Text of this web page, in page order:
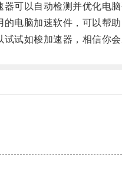
以自动检测并优化电脑
脑加速软件，可以帮助
如梭加速器，相信你会